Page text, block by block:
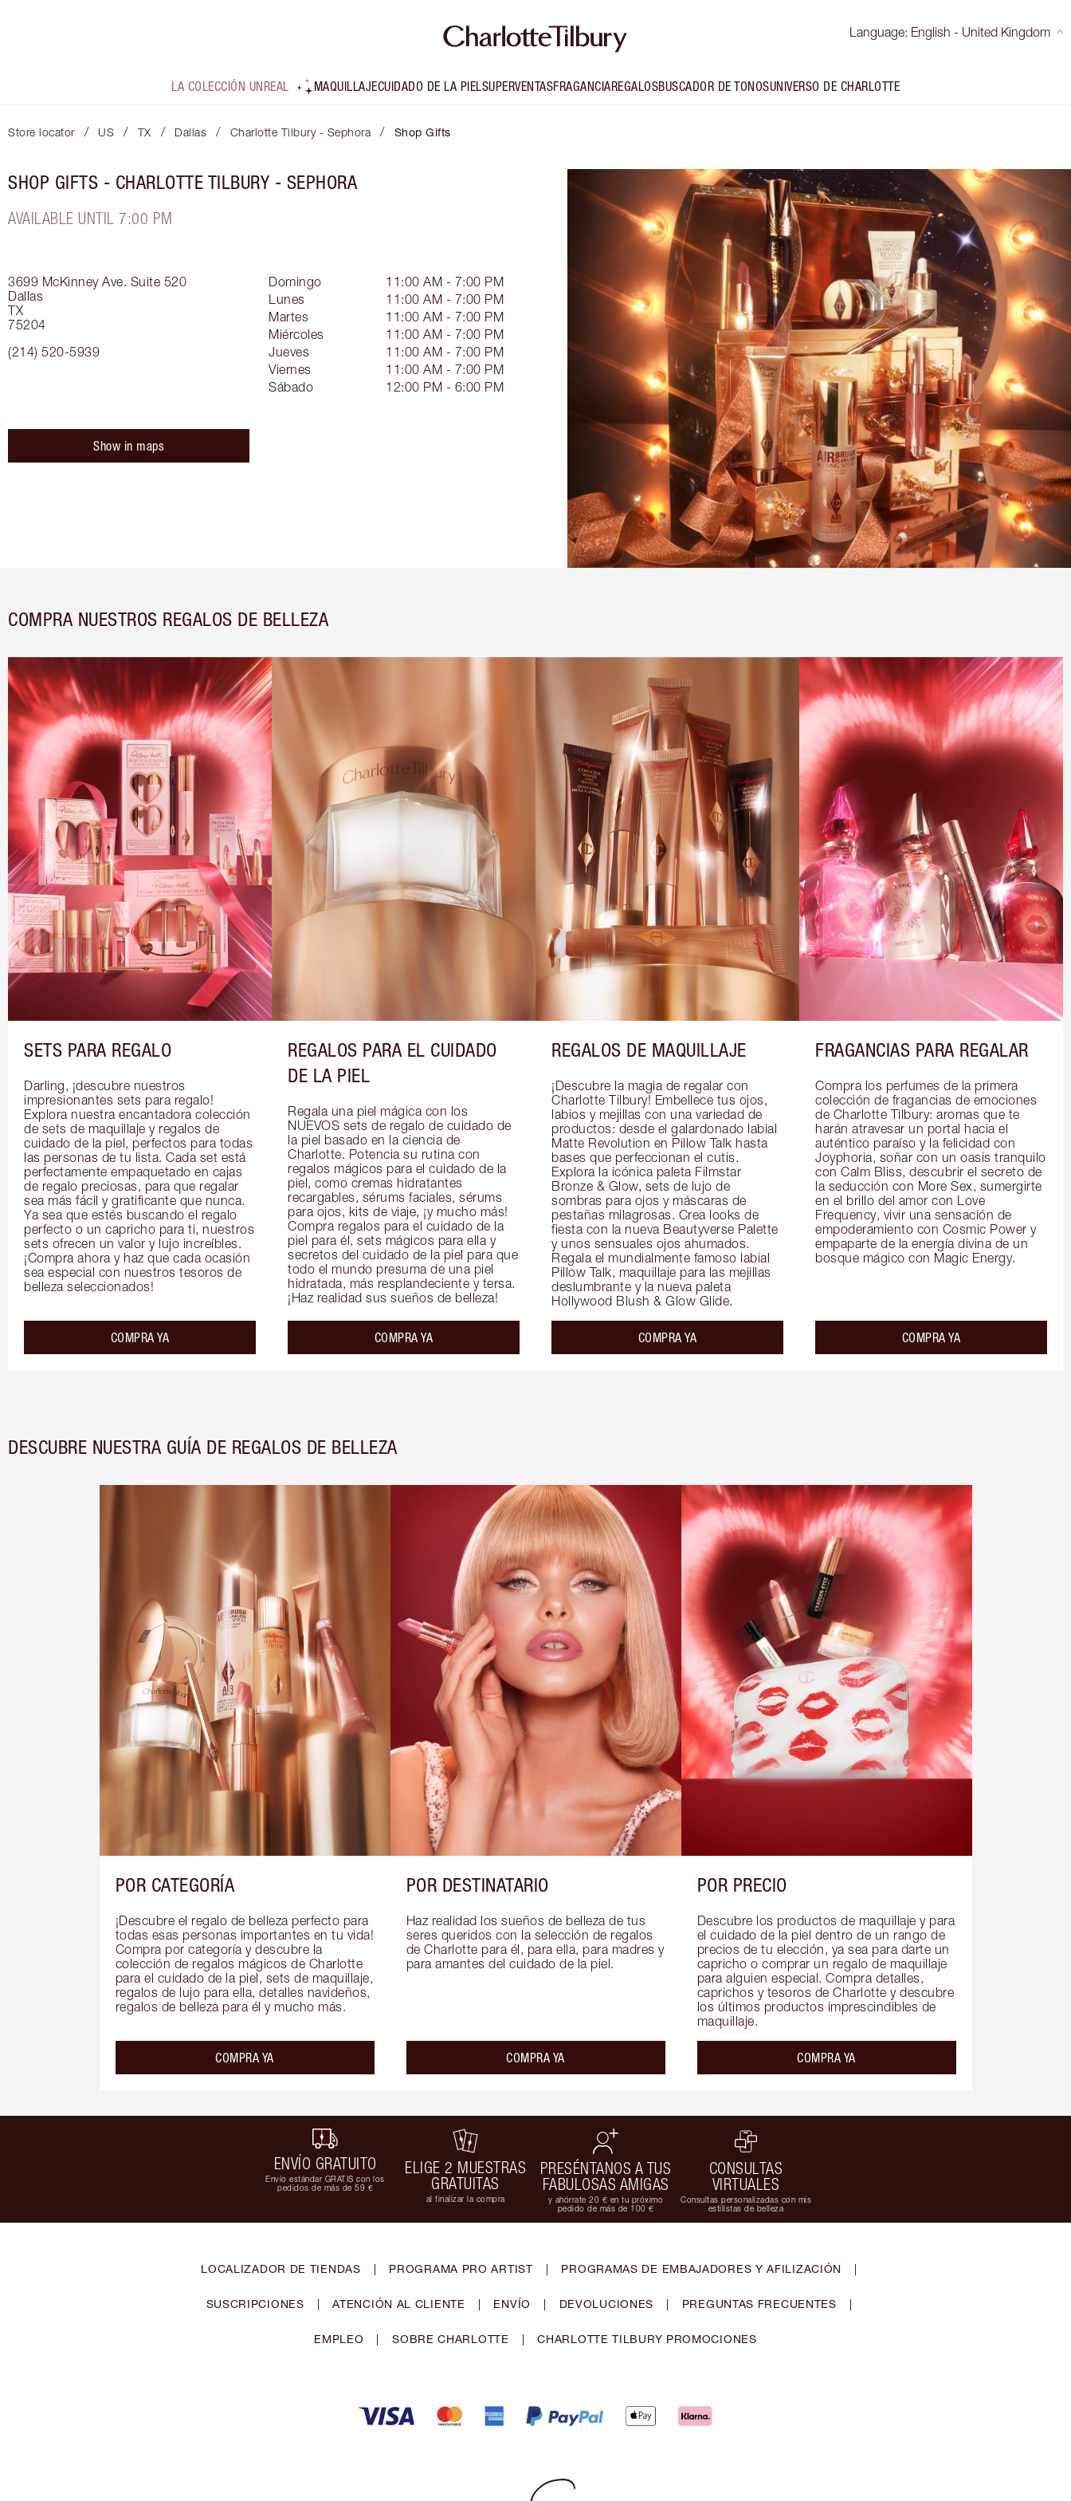
Language: English - United Kingdom
LA COLECCIÓN UNREAL MAQUILLAJECUIDADO DE LA PIELSUPERVENTASFRAGANCIAREGALOSBUSCADOR DE TONOSUNIVERSO DE CHARLOTTE
Store locator / US / TX / Dallas / Charlotte Tilbury - Sephora / Shop Gifts
SHOP GIFTS - CHARLOTTE TILBURY - SEPHORA
AVAILABLE UNTIL 7:00 PM
3699 McKinney Ave. Suite 520
Dallas
TX
75204
(214) 520-5939
Domingo
11:00 AM - 7:00 PM
Lunes
11:00 AM - 7:00 PM
Martes
11:00 AM - 7:00 PM
Miércoles
11:00 AM - 7:00 PM
Jueves
11:00 AM - 7:00 PM
Viernes
11:00 AM - 7:00 PM
Sábado
12:00 PM - 6:00 PM
Show in maps
COMPRA NUESTROS REGALOS DE BELLEZA
SETS PARA REGALO
Darling, ¡descubre nuestros
impresionantes sets para regalo!
Explora nuestra encantadora colección
de sets de maquillaje y regalos de
cuidado de la piel, perfectos para todas
las personas de tu lista. Cada set está
perfectamente empaquetado en cajas
de regalo preciosas, para que regalar
sea más fácil y gratificante que nunca.
Ya sea que estés buscando el regalo
perfecto o un capricho para ti, nuestros
sets ofrecen un valor y lujo increíbles.
¡Compra ahora y haz que cada ocasión
sea especial con nuestros tesoros de
belleza seleccionados!
COMPRA YA
REGALOS PARA EL CUIDADO
DE LA PIEL
Regala una piel mágica con los
NUEVOS sets de regalo de cuidado de
la piel basado en la ciencia de
Charlotte. Potencia su rutina con
regalos mágicos para el cuidado de la
piel, como cremas hidratantes
recargables, sérums faciales, sérums
para ojos, kits de viaje, ¡y mucho más!
Compra regalos para el cuidado de la
piel para él, sets mágicos para ella y
secretos del cuidado de la piel para que
todo el mundo presuma de una piel
hidratada, más resplandeciente y tersa.
¡Haz realidad sus sueños de belleza!
COMPRA YA
REGALOS DE MAQUILLAJE
¡Descubre la magia de regalar con
Charlotte Tilbury! Embellece tus ojos,
labios y mejillas con una variedad de
productos: desde el galardonado labial
Matte Revolution en Pillow Talk hasta
bases que perfeccionan el cutis.
Explora la icónica paleta Filmstar
Bronze & Glow, sets de lujo de
sombras para ojos y máscaras de
pestañas milagrosas. Crea looks de
fiesta con la nueva Beautyverse Palette
y unos sensuales ojos ahumados.
Regala el mundialmente famoso labial
Pillow Talk, maquillaje para las mejillas
deslumbrante y la nueva paleta
Hollywood Blush & Glow Glide.
COMPRA YA
FRAGANCIAS PARA REGALAR
Compra los perfumes de la primera
colección de fragancias de emociones
de Charlotte Tilbury: aromas que te
harán atravesar un portal hacia el
auténtico paraíso y la felicidad con
Joyphoria, soñar con un oasis tranquilo
con Calm Bliss, descubrir el secreto de
la seducción con More Sex, sumergirte
en el brillo del amor con Love
Frequency, vivir una sensación de
empoderamiento con Cosmic Power y
empaparte de la energía divina de un
bosque mágico con Magic Energy.
COMPRA YA
DESCUBRE NUESTRA GUÍA DE REGALOS DE BELLEZA
POR CATEGORÍA
¡Descubre el regalo de belleza perfecto para
todas esas personas importantes en tu vida!
Compra por categoría y descubre la
colección de regalos mágicos de Charlotte
para el cuidado de la piel, sets de maquillaje,
regalos de lujo para ella, detalles navideños,
regalos de belleza para él y mucho más.
COMPRA YA
POR DESTINATARIO
Haz realidad los sueños de belleza de tus
seres queridos con la selección de regalos
de Charlotte para él, para ella, para madres y
para amantes del cuidado de la piel.
COMPRA YA
POR PRECIO
Descubre los productos de maquillaje y para
el cuidado de la piel dentro de un rango de
precios de tu elección, ya sea para darte un
capricho o comprar un regalo de maquillaje
para alguien especial. Compra detalles,
caprichos y tesoros de Charlotte y descubre
los últimos productos imprescindibles de
maquillaje.
COMPRA YA
ENVÍO GRATUITO
Envío estándar GRATIS con los
pedidos de más de 59 €
ELIGE 2 MUESTRAS
GRATUITAS
al finalizar la compra
PRESÉNTANOS A TUS
FABULOSAS AMIGAS
y ahórrate 20 € en tu próximo
pedido de más de 100 €
CONSULTAS
VIRTUALES
Consultas personalizadas con mis
estilistas de belleza
LOCALIZADOR DE TIENDAS | PROGRAMA PRO ARTIST | PROGRAMAS DE EMBAJADORES Y AFILIZACIÓN |
SUSCRIPCIONES | ATENCIÓN AL CLIENTE | ENVÍO | DEVOLUCIONES | PREGUNTAS FRECUENTES |
EMPLEO | SOBRE CHARLOTTE | CHARLOTTE TILBURY PROMOCIONES